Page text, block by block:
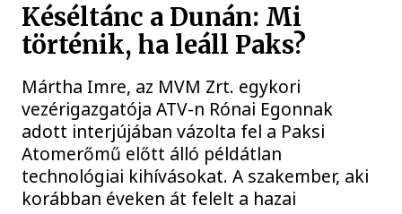
Késéltánc a Dunán: Mi
történik, ha leáll Paks?
Mártha Imre, az MVM Zrt. egykori
vezérigazgatója ATV-n Rónai Egonnak
adott interjújában vázolta fel a Paksi
Atomerőmű előtt álló példátlan
technológiai kihívásokat. A szakember, aki
korábban éveken át felelt a hazai